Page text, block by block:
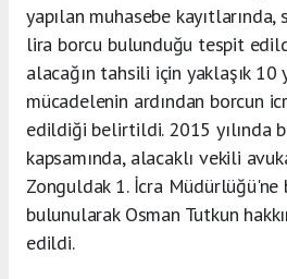
yapılan muhasebe
lira borcu bulunduğu tespit
alacağın tahsili için yaklaşık 10
mücadelenin ardından borcun
edildiği belirtildi. 2015 yılında
kapsamında, alacaklı vekili
Zonguldak 1. İcra Müdürlüğü'ne
bulunularak Osman Tutkun
edildi.